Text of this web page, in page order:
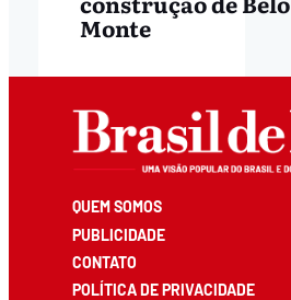
Monte
QUEM SOMOS
PUBLICIDADE
CONTATO
POLÍTICA DE PRIVACIDADE